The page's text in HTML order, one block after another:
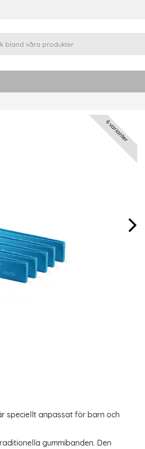
6 varianter
speciellt anpassat för barn och
gummibanden. Den